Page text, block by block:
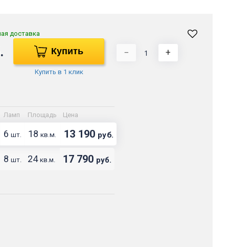
доставка
Купить
Купить в 1 клик
− +
Ламп Площадь Цена
6 шт. 18кв.м. 13 190 руб.
8 шт. 24 кв.м. 17 790 руб.